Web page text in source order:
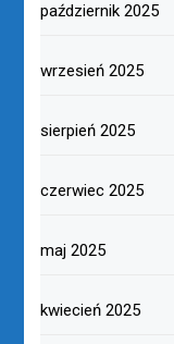
październik 2025
wrzesień 2025
sierpień 2025
czerwiec 2025
maj 2025
kwiecień 2025